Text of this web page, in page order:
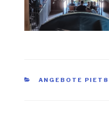
KATEGORIEN
ANGEBOTE PIET8